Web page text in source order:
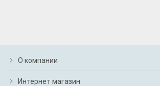
О компании
Интернет магазин